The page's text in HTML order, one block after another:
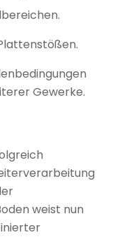
Gewerke.
weist nun